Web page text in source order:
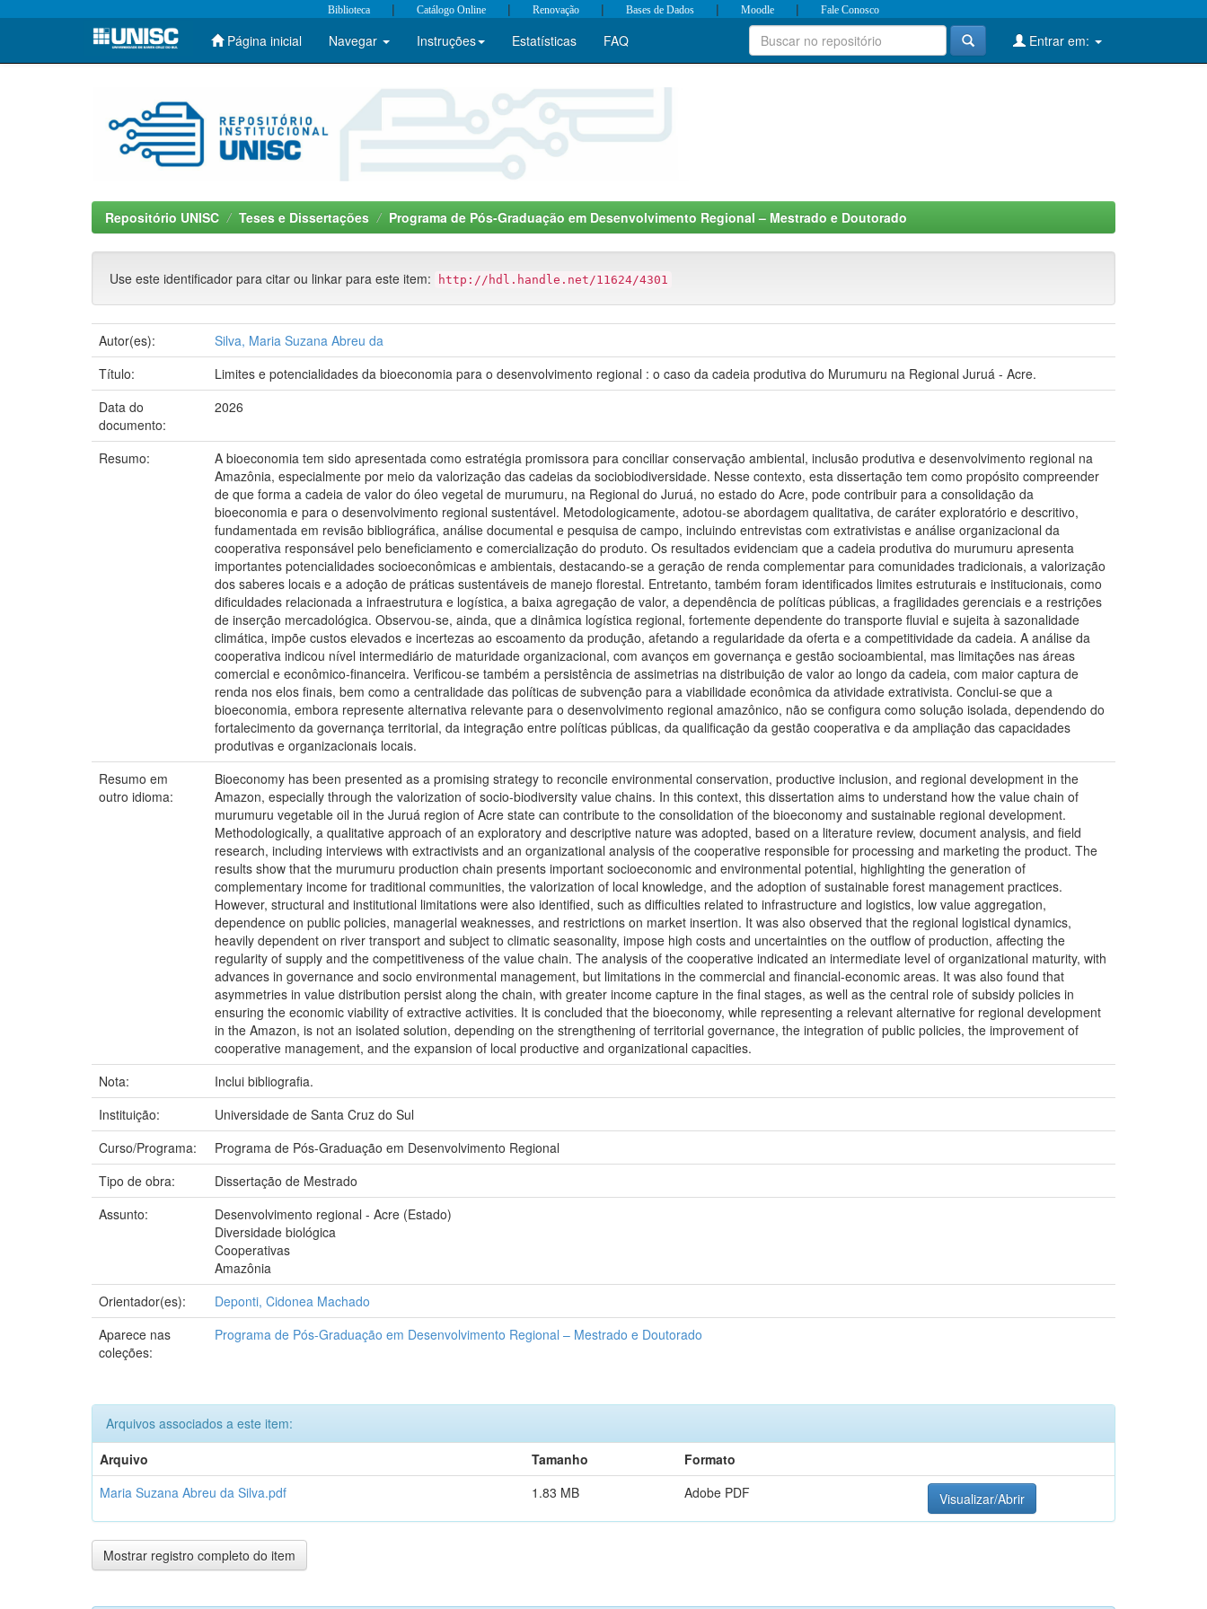
Skip
Biblioteca | Catálogo Online | Renovação | Bases de Dados | Moodle | Fale Conosco
Página inicial Navegar Instruções Estatísticas FAQ Entrar em:
Repositório UNISC Teses e Dissertações Programa de Pós-Graduação em Desenvolvimento Regional – Mestrado e Doutorado
Use este identificador para citar ou linkar para este item: http://hdl.handle.net/11624/4301
Autor(es):
Silva, Maria Suzana Abreu da
Título:
Limites e potencialidades da bioeconomia para o desenvolvimento regional : o caso da cadeia produtiva do Murumuru na Regional Juruá - Acre.
Data do
documento:
2026
Resumo:
A bioeconomia tem sido apresentada como estratégia promissora para conciliar conservação ambiental, inclusão produtiva e desenvolvimento regional na
Amazônia, especialmente por meio da valorização das cadeias da sociobiodiversidade. Nesse contexto, esta dissertação tem como propósito compreender
de que forma a cadeia de valor do óleo vegetal de murumuru, na Regional do Juruá, no estado do Acre, pode contribuir para a consolidação da
bioeconomia e para o desenvolvimento regional sustentável. Metodologicamente, adotou-se abordagem qualitativa, de caráter exploratório e descritivo,
fundamentada em revisão bibliográfica, análise documental e pesquisa de campo, incluindo entrevistas com extrativistas e análise organizacional da
cooperativa responsável pelo beneficiamento e comercialização do produto. Os resultados evidenciam que a cadeia produtiva do murumuru apresenta
importantes potencialidades socioeconômicas e ambientais, destacando-se a geração de renda complementar para comunidades tradicionais, a valorização
dos saberes locais e a adoção de práticas sustentáveis de manejo florestal. Entretanto, também foram identificados limites estruturais e institucionais, como
dificuldades relacionada a infraestrutura e logística, a baixa agregação de valor, a dependência de políticas públicas, a fragilidades gerenciais e a restrições
de inserção mercadológica. Observou-se, ainda, que a dinâmica logística regional, fortemente dependente do transporte fluvial e sujeita à sazonalidade
climática, impõe custos elevados e incertezas ao escoamento da produção, afetando a regularidade da oferta e a competitividade da cadeia. A análise da
cooperativa indicou nível intermediário de maturidade organizacional, com avanços em governança e gestão socioambiental, mas limitações nas áreas
comercial e econômico-financeira. Verificou-se também a persistência de assimetrias na distribuição de valor ao longo da cadeia, com maior captura de
renda nos elos finais, bem como a centralidade das políticas de subvenção para a viabilidade econômica da atividade extrativista. Conclui-se que a
bioeconomia, embora represente alternativa relevante para o desenvolvimento regional amazônico, não se configura como solução isolada, dependendo do
fortalecimento da governança territorial, da integração entre políticas públicas, da qualificação da gestão cooperativa e da ampliação das capacidades
produtivas e organizacionais locais.
Resumo em
outro idioma:
Bioeconomy has been presented as a promising strategy to reconcile environmental conservation, productive inclusion, and regional development in the
Amazon, especially through the valorization of socio-biodiversity value chains. In this context, this dissertation aims to understand how the value chain of
murumuru vegetable oil in the Juruá region of Acre state can contribute to the consolidation of the bioeconomy and sustainable regional development.
Methodologically, a qualitative approach of an exploratory and descriptive nature was adopted, based on a literature review, document analysis, and field
research, including interviews with extractivists and an organizational analysis of the cooperative responsible for processing and marketing the product. The
results show that the murumuru production chain presents important socioeconomic and environmental potential, highlighting the generation of
complementary income for traditional communities, the valorization of local knowledge, and the adoption of sustainable forest management practices.
However, structural and institutional limitations were also identified, such as difficulties related to infrastructure and logistics, low value aggregation,
dependence on public policies, managerial weaknesses, and restrictions on market insertion. It was also observed that the regional logistical dynamics,
heavily dependent on river transport and subject to climatic seasonality, impose high costs and uncertainties on the outflow of production, affecting the
regularity of supply and the competitiveness of the value chain. The analysis of the cooperative indicated an intermediate level of organizational maturity, with
advances in governance and socio environmental management, but limitations in the commercial and financial-economic areas. It was also found that
asymmetries in value distribution persist along the chain, with greater income capture in the final stages, as well as the central role of subsidy policies in
ensuring the economic viability of extractive activities. It is concluded that the bioeconomy, while representing a relevant alternative for regional development
in the Amazon, is not an isolated solution, depending on the strengthening of territorial governance, the integration of public policies, the improvement of
cooperative management, and the expansion of local productive and organizational capacities.
Nota:
Inclui bibliografia.
Instituição:
Universidade de Santa Cruz do Sul
Curso/Programa:
Programa de Pós-Graduação em Desenvolvimento Regional
Tipo de obra:
Dissertação de Mestrado
Assunto:
Desenvolvimento regional - Acre (Estado)
Diversidade biológica
Cooperativas
Amazônia
Orientador(es):
Deponti, Cidonea Machado
Aparece nas
coleções:
Programa de Pós-Graduação em Desenvolvimento Regional – Mestrado e Doutorado
Arquivos associados a este item:
Arquivo
Tamanho
Formato
Maria Suzana Abreu da Silva.pdf
1.83 MB Adobe PDF Visualizar/Abrir
Mostrar registro completo do item